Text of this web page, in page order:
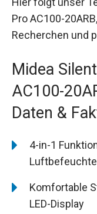
Pro AC100-
Recherchen und
Midea
AC100-
Daten &
4-in-1
Komfortable
LED-Display